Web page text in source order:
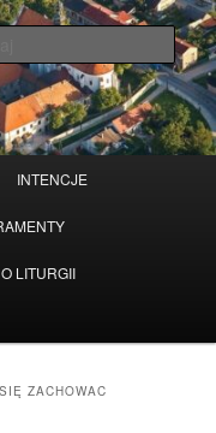
INTENCJE
O LITURGII
ZACHOWAC
więcej odrzuć